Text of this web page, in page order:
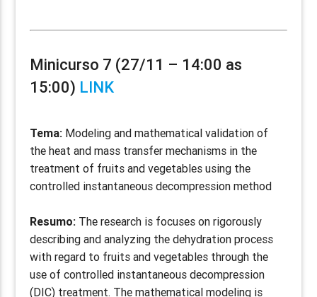
Minicurso 7 (27/11 – 14:00 as
15:00) LINK
Tema: Modeling and mathematical validation of
the heat and mass transfer mechanisms in the
treatment of fruits and vegetables using the
controlled instantaneous decompression method
Resumo: The research is focuses on rigorously
describing and analyzing the dehydration process
with regard to fruits and vegetables through the
use of controlled instantaneous decompression
(DIC) treatment. The mathematical modeling is